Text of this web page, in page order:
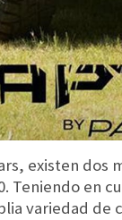
existen dos
Teniendo en
variedad de